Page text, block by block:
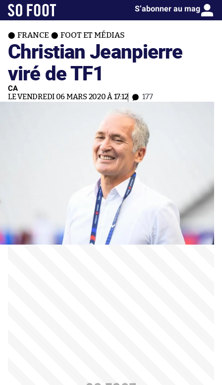
S’abonner au mag
FRANCE FOOT ET MÉDIAS
Christian Jeanpierre
viré de TF1
CA
LE VENDREDI 06 MARS 2020 À 17:12 177